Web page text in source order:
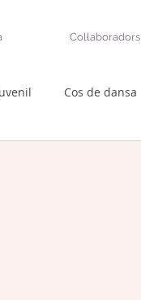
Col·laboradors
Cos de dansa